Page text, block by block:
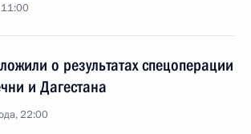
11:00
о результатах спецоперации
и Дагестана
22:00